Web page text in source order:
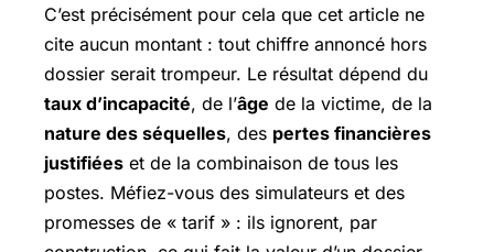
C’est précisément pour cela que cet article ne
cite aucun montant : tout chiffre annoncé hors
dossier serait trompeur. Le résultat dépend du
taux d’incapacité, de l’âge de la victime, de la
nature des séquelles, des pertes financières
justifiées et de la combinaison de tous les
postes. Méfiez-vous des simulateurs et des
promesses de « tarif » : ils ignorent, par